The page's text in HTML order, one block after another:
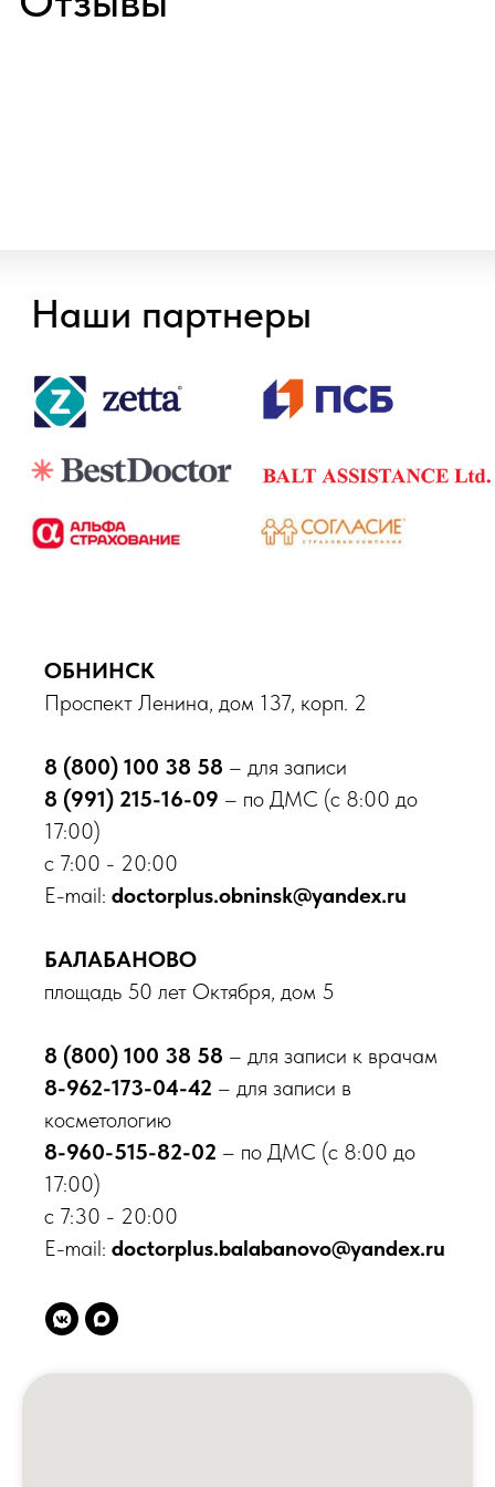
ОБНИНСК
Проспект Ленина, дом 137, корп. 2
8 (800) 100 38 58 – для записи
8 (991) 215-16-09 – по ДМС (с 8:00 до
17:00)
с 7:00 - 20:00
E-mail: doctorplus.obninsk@yandex.ru
БАЛАБАНОВО
площадь 50 лет Октября, дом 5
8 (800) 100 38 58 – для записи к врачам
8-962-173-04-42 – для записи в
косметологию
8-960-515-82-02 – по ДМС (с 8:00 до
17:00)
с 7:30 - 20:00
E-mail: doctorplus.balabanovo@yandex.ru
Онлайн запись
Обнинск
пр-кт Ленина, д. 137, корп. 2
Балабаново
пл. 50 лет Октября, д. 5
8 800 100-38-58